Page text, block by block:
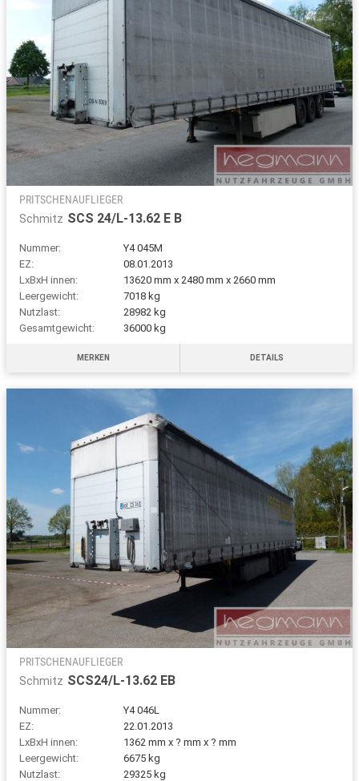
PRITSCHENAUFLIEGER
Schmitz SCS 24/L-13.62 E B
Nummer:
Y4 045M
EZ:
08.01.2013
LxBxH innen:
13620 mm x 2480 mm x 2660 mm
Leergewicht:
7018 kg
Nutzlast:
28982 kg
Gesamtgewicht:
36000 kg
MERKEN DETAILS
PRITSCHENAUFLIEGER
Schmitz SCS24/L-13.62 EB
Nummer:
Y4 046L
EZ:
22.01.2013
LxBxH innen:
1362 mm x ? mm x ? mm
Leergewicht:
6675 kg
Nutzlast:
29325 kg